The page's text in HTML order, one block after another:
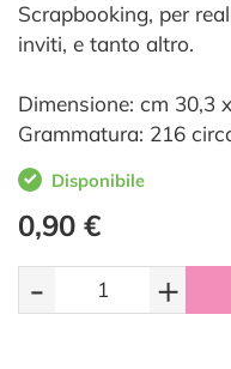
Scrapbooking, per
inviti, e tanto altro.
Dimensione: cm 30,3
Grammatura: 216
Disponibile
0,90 €
- +